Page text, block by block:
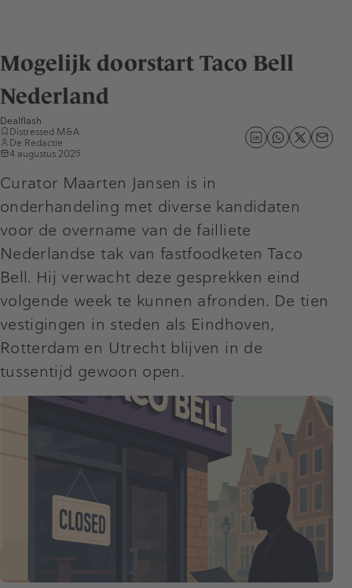
Mogelijk doorstart Taco Bell
Nederland
Dealflash
Distressed M&A
De Redactie
4 augustus 2025
Curator Maarten Jansen is in
onderhandeling met diverse kandidaten
voor de overname van de failliete
Nederlandse tak van fastfoodketen Taco
Bell. Hij verwacht deze gesprekken eind
volgende week te kunnen afronden. De tien
vestigingen in steden als Eindhoven,
Rotterdam en Utrecht blijven in de
tussentijd gewoon open.